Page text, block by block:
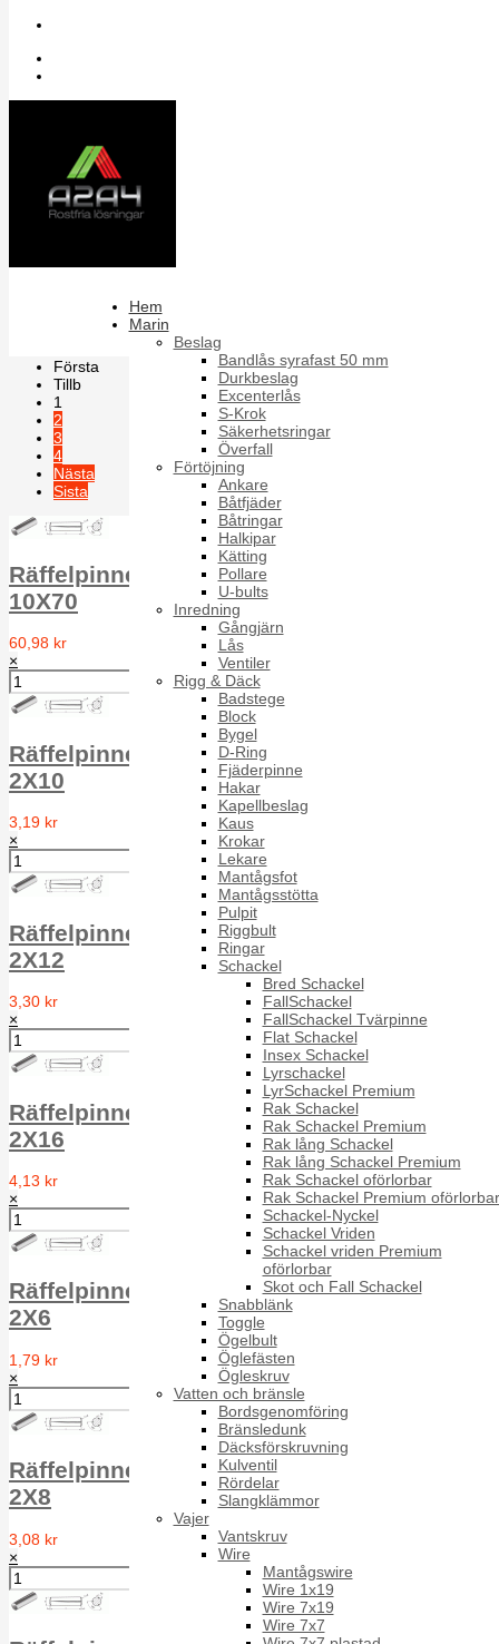
Hem
Marin
Beslag
Bandlås syrafast 50 mm
Durkbeslag
Excenterlås
S-Krok
Säkerhetsringar
Överfall
Förtöjning
Ankare
Båtfjäder
Båtringar
Halkipar
Kätting
Pollare
U-bults
Inredning
Gångjärn
Lås
Ventiler
Rigg & Däck
Badstege
Block
Bygel
D-Ring
Fjäderpinne
Hakar
Kapellbeslag
Kaus
Krokar
Lekare
Mantågsfot
Mantågsstötta
Pulpit
Riggbult
Ringar
Schackel
Bred Schackel
FallSchackel
FallSchackel Tvärpinne
Flat Schackel
Insex Schackel
Lyrschackel
LyrSchackel Premium
Rak Schackel
Rak Schackel Premium
Rak lång Schackel
Rak lång Schackel Premium
Rak Schackel oförlorbar
Rak Schackel Premium oförlorbar
Schackel-Nyckel
Schackel Vriden
Schackel vriden Premium
oförlorbar
Skot och Fall Schackel
Snabblänk
Toggle
Ögelbult
Öglefästen
Ögleskruv
Vatten och bränsle
Bordsgenomföring
Bränsledunk
Däcksförskruvning
Kulventil
Rördelar
Slangklämmor
Vajer
Vantskruv
Wire
Mantågswire
Wire 1x19
Wire 7x19
Wire 7x7
Sök bland artiklar
Rostfria räffelpinnar enligt DIN 1471 full längd
Sortera på
Artikelnummer +/-
Resultat 1 - 18 av 55
Första
Tillb
1
2
3
4
Nästa
Sista
Räffelpinne Full längd RPA DIN 1471 A1
10X70
60,98 kr
×
Räffelpinne Full längd RPA DIN 1471 A1
2X10
3,19 kr
×
Räffelpinne Full längd RPA DIN 1471 A1
2X12
3,30 kr
×
Räffelpinne Full längd RPA DIN 1471 A1
2X16
4,13 kr
×
Räffelpinne Full längd RPA DIN 1471 A1
2X6
1,79 kr
×
Räffelpinne Full längd RPA DIN 1471 A1
2X8
3,08 kr
×